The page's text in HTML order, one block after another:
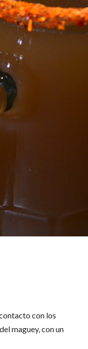
con los
maguey, con un